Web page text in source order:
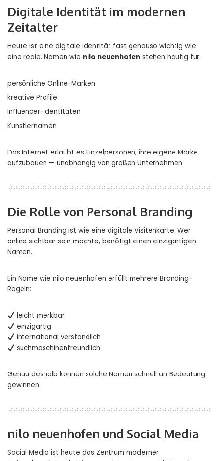
Digitale Identität im modernen
Zeitalter
Heute ist eine digitale Identität fast genauso wichtig wie
eine reale. Namen wie nilo neuenhofen stehen häufig für:
persönliche Online-Marken
kreative Profile
Influencer-Identitäten
Künstlernamen
Das Internet erlaubt es Einzelpersonen, ihre eigene Marke
aufzubauen — unabhängig von großen Unternehmen.
Die Rolle von Personal Branding
Personal Branding ist wie eine digitale Visitenkarte. Wer
online sichtbar sein möchte, benötigt einen einzigartigen
Namen.
Ein Name wie nilo neuenhofen erfüllt mehrere Branding-
Regeln:
leicht merkbar
einzigartig
international verständlich
suchmaschinenfreundlich
Genau deshalb können solche Namen schnell an Bedeutung
gewinnen.
nilo neuenhofen und Social Media
Social Media ist heute das Zentrum moderner